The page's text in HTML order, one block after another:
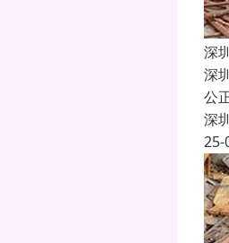
深
深
公
深
25-